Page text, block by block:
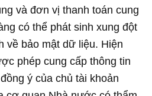
và đơn vị thanh toán cung
có thể phát sinh xung đột
về bảo mật dữ liệu. Hiện
phép cung cấp thông tin
ý của chủ tài khoản